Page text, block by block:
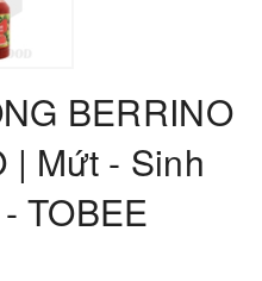
BERRINO
| Mứt - Sinh
TOBEE